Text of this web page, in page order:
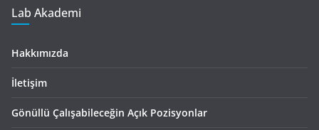
Lab Akademi
Hakkımızda
İletişim
Gönüllü Çalışabileceğin Açık Pozisyonlar